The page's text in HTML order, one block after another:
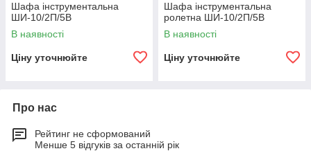
Шафа інструментальна
ШИ-10/2П/5В
В наявності
Ціну уточнюйте
Шафа інструментальна
ролетна ШИ-10/2П/5В
В наявності
Ціну уточнюйте
Про нас
Рейтинг не сформований
Менше 5 відгуків за останній рік